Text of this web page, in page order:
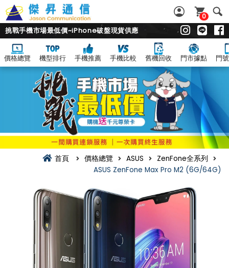
0
挑戰手機市場最低價~iPhone破盤現貨供應
價格總覽 機型排行 手機推薦 手機比較 舊機回收 門市據點 門
首頁 價格總覽 ASUS
ZenFone全系列
ASUS ZenFone Max Pro M2 (6G/64G)